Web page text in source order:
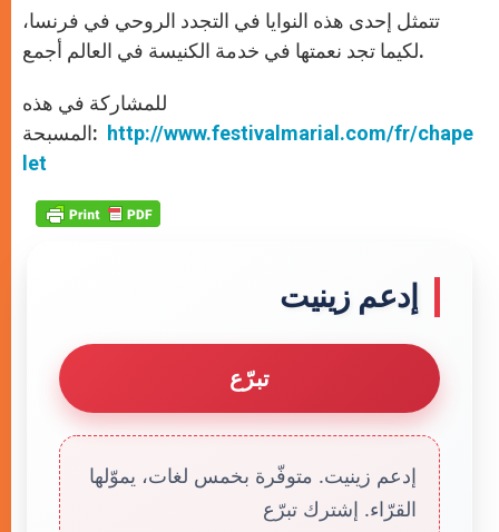
تتمثل إحدى هذه النوايا في التجدد الروحي في فرنسا،
لكيما تجد نعمتها في خدمة الكنيسة في العالم أجمع.
للمشاركة في هذه
المسبحة: http://www.festivalmarial.com/fr/chape
let
إدعم زينيت
تبرّع
إدعم زينيت. متوفّرة بخمس لغات، يموّلها
القرّاء. إشترك تبرّع